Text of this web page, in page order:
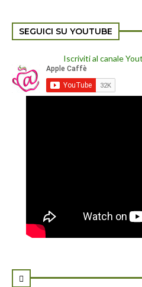
SEGUICI SU YOUTUBE
Iscriviti al canale
